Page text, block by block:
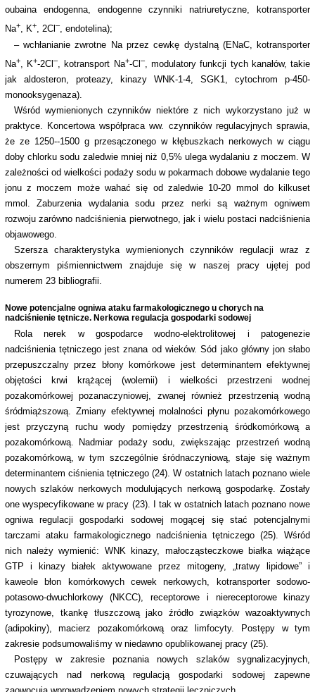
oubaina endogenna, endogenne czynniki natriuretyczne, kotransporter
Na+, K+, 2Cl –, endotelina);
– wchłanianie zwrotne Na przez cewkę dystalną (ENaC, kotransporter
Na+, K+-2Cl– , kotransport Na+-Cl –, modulatory funkcji tych kanałów, takie
jak aldosteron, proteazy, kinazy WNK-1-4, SGK1, cytochrom p-450-
monooksygenaza).
Wśród wymienionych czynników niektóre z nich wykorzystano już w
praktyce. Koncertowa współpraca ww. czynników regulacyjnych sprawia,
że ze 1250--1500 g przesączonego w kłębuszkach nerkowych w ciągu
doby chlorku sodu zaledwie mniej niż 0,5% ulega wydalaniu z moczem. W
zależności od wielkości podaży sodu w pokarmach dobowe wydalanie tego
jonu z moczem może wahać się od zaledwie 10-20 mmol do kilkuset
mmol. Zaburzenia wydalania sodu przez nerki są ważnym ogniwem
rozwoju zarówno nadciśnienia pierwotnego, jak i wielu postaci nadciśnienia
objawowego.
Szersza charakterystyka wymienionych czynników regulacji wraz z
obszernym piśmiennictwem znajduje się w naszej pracy ujętej pod
numerem 23 bibliografii.
Nowe potencjalne ogniwa ataku farmakologicznego u chorych na
nadciśnienie tętnicze. Nerkowa regulacja gospodarki sodowej
Rola nerek w gospodarce wodno-elektrolitowej i patogenezie
nadciśnienia tętniczego jest znana od wieków. Sód jako główny jon słabo
przepuszczalny przez błony komórkowe jest determinantem efektywnej
objętości krwi krążącej (wolemii) i wielkości przestrzeni wodnej
pozakomórkowej pozanaczyniowej, zwanej również przestrzenią wodną
śródmiąższową. Zmiany efektywnej molalności płynu pozakomórkowego
jest przyczyną ruchu wody pomiędzy przestrzenią śródkomórkową a
pozakomórkową. Nadmiar podaży sodu, zwiększając przestrzeń wodną
pozakomórkową, w tym szczególnie śródnaczyniową, staje się ważnym
determinantem ciśnienia tętniczego (24). W ostatnich latach poznano wiele
nowych szlaków nerkowych modulujących nerkową gospodarkę. Zostały
one wyspecyfikowane w pracy (23). I tak w ostatnich latach poznano nowe
ogniwa regulacji gospodarki sodowej mogącej się stać potencjalnymi
tarczami ataku farmakologicznego nadciśnienia tętniczego (25). Wśród
nich należy wymienić: WNK kinazy, małocząsteczkowe białka wiążące
GTP i kinazy białek aktywowane przez mitogeny, „tratwy lipidowe” i
kaweole błon komórkowych cewek nerkowych, kotransporter sodowo-
potasowo-dwuchlorkowy (NKCC), receptorowe i niereceptorowe kinazy
tyrozynowe, tkankę tłuszczową jako źródło związków wazoaktywnych
(adipokiny), macierz pozakomórkową oraz limfocyty. Postępy w tym
zakresie podsumowaliśmy w niedawno opublikowanej pracy (25).
Postępy w zakresie poznania nowych szlaków sygnalizacyjnych,
czuwających nad nerkową regulacją gospodarki sodowej zapewne